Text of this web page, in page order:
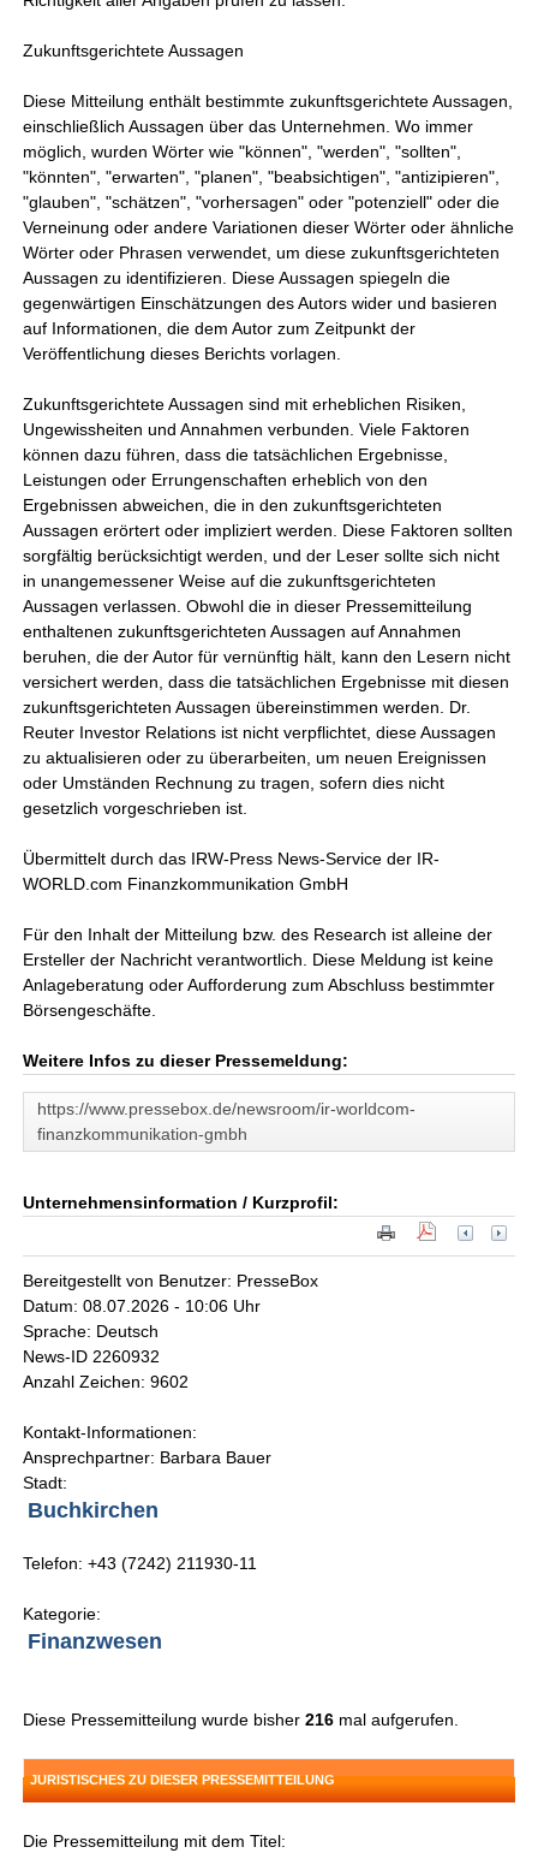
Zukunftsgerichtete Aussagen
Diese Mitteilung enthält bestimmte zukunftsgerichtete Aussagen,
einschließlich Aussagen über das Unternehmen. Wo immer
möglich, wurden Wörter wie "können", "werden", "sollten",
"könnten", "erwarten", "planen", "beabsichtigen", "antizipieren",
"glauben", "schätzen", "vorhersagen" oder "potenziell" oder die
Verneinung oder andere Variationen dieser Wörter oder ähnliche
Wörter oder Phrasen verwendet, um diese zukunftsgerichteten
Aussagen zu identifizieren. Diese Aussagen spiegeln die
gegenwärtigen Einschätzungen des Autors wider und basieren
auf Informationen, die dem Autor zum Zeitpunkt der
Veröffentlichung dieses Berichts vorlagen.
Zukunftsgerichtete Aussagen sind mit erheblichen Risiken,
Ungewissheiten und Annahmen verbunden. Viele Faktoren
können dazu führen, dass die tatsächlichen Ergebnisse,
Leistungen oder Errungenschaften erheblich von den
Ergebnissen abweichen, die in den zukunftsgerichteten
Aussagen erörtert oder impliziert werden. Diese Faktoren sollten
sorgfältig berücksichtigt werden, und der Leser sollte sich nicht
in unangemessener Weise auf die zukunftsgerichteten
Aussagen verlassen. Obwohl die in dieser Pressemitteilung
enthaltenen zukunftsgerichteten Aussagen auf Annahmen
beruhen, die der Autor für vernünftig hält, kann den Lesern nicht
versichert werden, dass die tatsächlichen Ergebnisse mit diesen
zukunftsgerichteten Aussagen übereinstimmen werden. Dr.
Reuter Investor Relations ist nicht verpflichtet, diese Aussagen
zu aktualisieren oder zu überarbeiten, um neuen Ereignissen
oder Umständen Rechnung zu tragen, sofern dies nicht
gesetzlich vorgeschrieben ist.
Übermittelt durch das IRW-Press News-Service der IR-
WORLD.com Finanzkommunikation GmbH
Für den Inhalt der Mitteilung bzw. des Research ist alleine der
Ersteller der Nachricht verantwortlich. Diese Meldung ist keine
Anlageberatung oder Aufforderung zum Abschluss bestimmter
Börsengeschäfte.
Weitere Infos zu dieser Pressemeldung:
https://www.pressebox.de/newsroom/ir-worldcom-
finanzkommunikation-gmbh
Unternehmensinformation / Kurzprofil:
Bereitgestellt von Benutzer: PresseBox
Datum: 08.07.2026 - 10:06 Uhr
Sprache: Deutsch
News-ID 2260932
Anzahl Zeichen: 9602
Kontakt-Informationen:
Ansprechpartner: Barbara Bauer
Stadt:
Buchkirchen
Telefon: +43 (7242) 211930-11
Kategorie:
Finanzwesen
Diese Pressemitteilung wurde bisher216 mal aufgerufen.
JURISTISCHES ZU DIESER PRESSEMITTEILUNG
Die Pressemitteilung mit dem Titel: